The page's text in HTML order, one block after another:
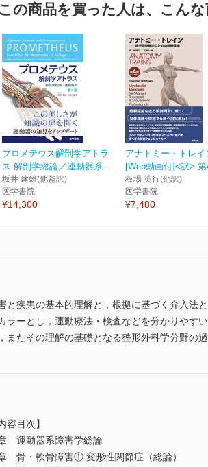
この商品を買った人は、こんな
プロメテウス解剖学アトラ
ス 解剖学総論／運動器系...
坂井 建雄(他監訳)
医学書院
¥14,300
アナトミー・トレイ
[Web動画付]<訳> 第
板場 英行(他訳)
医学書院
¥7,480
と疾患の基本的理解と，根拠に基づく介入法
ラーとし，運動療法・検査などを分かりやす
またその理解の基礎となる整形外科学分野の
容目次】
運動器系障害学総論
骨・軟骨障害① 変形性関節症（総論）